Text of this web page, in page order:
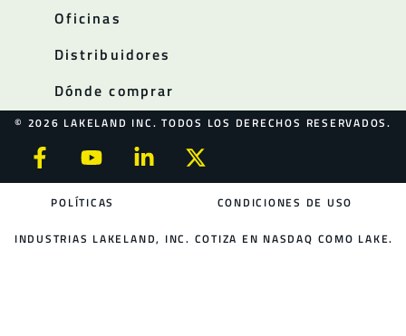
Oficinas
Distribuidores
Dónde comprar
© 2026 LAKELAND INC. TODOS LOS DERECHOS RESERVADOS.
POLÍTICAS CONDICIONES DE USO
INDUSTRIAS LAKELAND, INC. COTIZA EN NASDAQ COMO LAKE.